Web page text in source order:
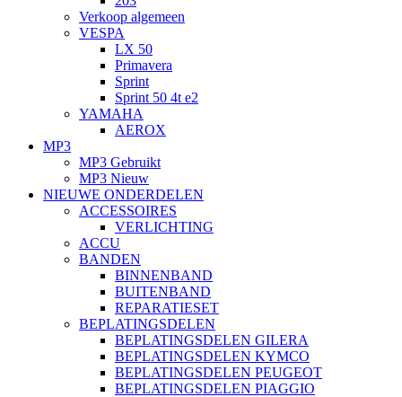
Verkoop algemeen
VESPA
LX 50
Primavera
Sprint
Sprint 50 4t e2
YAMAHA
AEROX
MP3
MP3 Gebruikt
MP3 Nieuw
NIEUWE ONDERDELEN
ACCESSOIRES
VERLICHTING
ACCU
BANDEN
BINNENBAND
BUITENBAND
REPARATIESET
BEPLATINGSDELEN
BEPLATINGSDELEN GILERA
BEPLATINGSDELEN KYMCO
BEPLATINGSDELEN PEUGEOT
BEPLATINGSDELEN PIAGGIO